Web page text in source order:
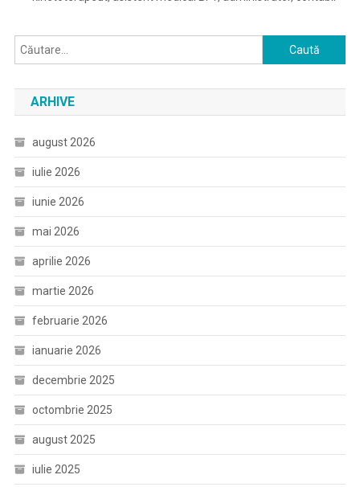
Caută
după:
ARHIVE
august 2026
iulie 2026
iunie 2026
mai 2026
aprilie 2026
martie 2026
februarie 2026
ianuarie 2026
decembrie 2025
octombrie 2025
august 2025
iulie 2025